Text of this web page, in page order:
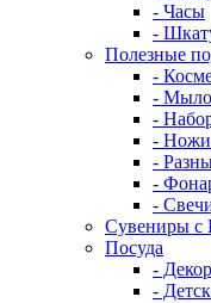
- Часы
-
Полезные
-
- Мыло
-
- Ножи
-
-
-
Сувениры с
Посуда
-
-